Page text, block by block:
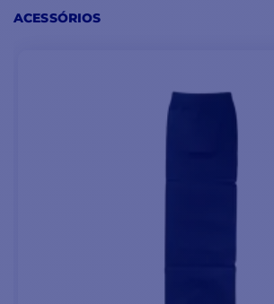
ACESSÓRIOS